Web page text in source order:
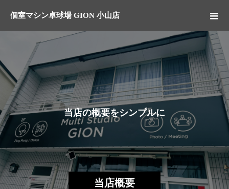
個室マシン卓球場 GION 小山店
当店概要
当店の概要をシンプルにま と